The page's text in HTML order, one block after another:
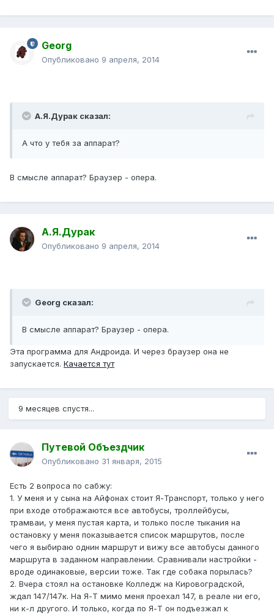
Georg
Опубликовано 9 апреля, 2014
А.Я.Дурак сказал:
А что у тебя за аппарат?
В смысле аппарат? Браузер - опера.
А.Я.Дурак
Опубликовано 9 апреля, 2014
Georg сказал:
В смысле аппарат? Браузер - опера.
Эта программа для Андроида. И через браузер она не
запускается. Качается тут
9 месяцев спустя...
Путевой Объездчик
Опубликовано 31 января, 2015
Есть 2 вопроса по сабжу:
1. У меня и у сына на Айфонах стоит Я-Транспорт, только у него
при входе отображаются все автобусы, троллейбусы,
трамваи, у меня пустая карта, и только после тыкания на
остановку у меня показывается список маршрутов, после
чего я выбираю однин маршрут и вижу все автобусы данного
маршрута в заданном направлении. Сравнивали настройки -
вроде одинаковые, версии тоже. Так где собака порылась?
2. Вчера стоял на остановке Колледж на Кировоградской,
ждал 147/147к. На Я-Т мимо меня проехал 147, в реале ни его,
ни к-л другого. И только, когда по Я-Т он подъезжал к